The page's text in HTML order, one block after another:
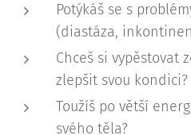
Potýkáš se s
(diastáza,
Chceš si vypěstovat
zlepšit svou kondici?
Toužíš po větší
svého těla?